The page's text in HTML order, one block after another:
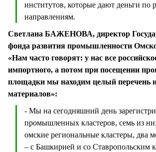
институтов, которые дают деньги по
направлениям.
Светлана БАЖЕНОВА, директор
фонда развития промышленности
«Нам часто говорят: у нас все
импортного, а потом при посещении
площадки мы находим целый перечень
материалов»:
- Мы на сегодняшний день
промышленных кластеров, семь из
омские региональные кластеры, два
– с Башкирией и со Ставропольским